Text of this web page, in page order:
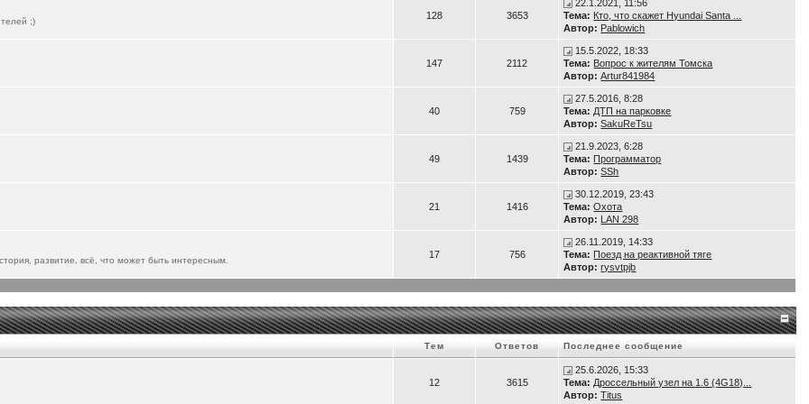
;)
128 3653
22.1.2021, 11:56
Тема: Кто, что скажет Hyundai Santa ...
Автор: Pablowich
147 2112
15.5.2022, 18:33
Тема: Вопрос к жителям Томска
Автор: Artur841984
40 759
27.5.2016, 8:28
Тема: ДТП на парковке
Автор: SakuReTsu
49 1439
21.9.2023, 6:28
Тема: Программатор
Автор: SSh
21 1416
30.12.2019, 23:43
Тема: Охота
Автор: LAN 298
развитие, всё, что может быть интересным.
17 756
26.11.2019, 14:33
Тема: Поезд на реактивной тяге
Автор: rysvtpjb
Тем Ответов Последнее сообщение
12 3615
25.6.2026, 15:33
Тема: Дроссельный узел на 1.6 (4G18)...
Автор: Titus